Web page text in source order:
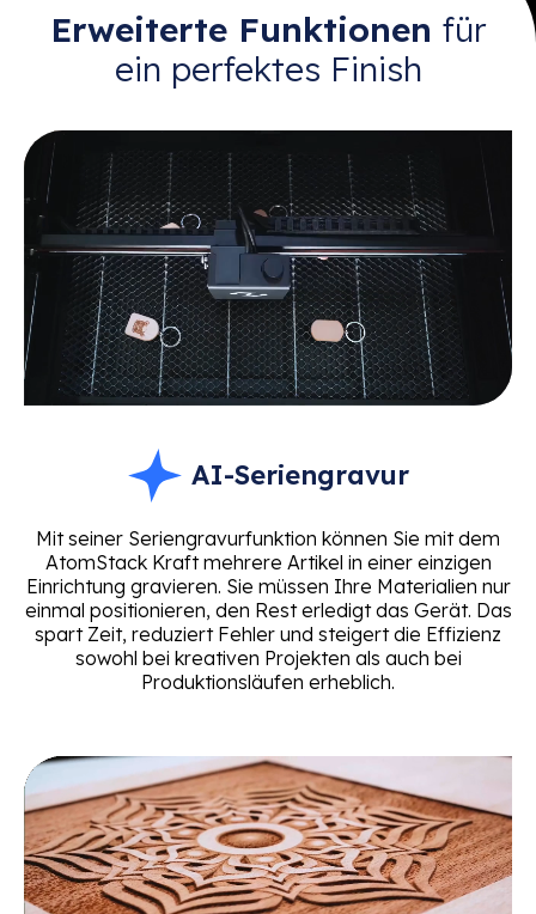
Erweiterte Funktionen für
ein perfektes Finish
AI-Seriengravur
Mit seiner Seriengravurfunktion können Sie mit dem
AtomStack Kraft mehrere Artikel in einer einzigen
Einrichtung gravieren. Sie müssen Ihre Materialien nur
einmal positionieren, den Rest erledigt das Gerät. Das
spart Zeit, reduziert Fehler und steigert die Effizienz
sowohl bei kreativen Projekten als auch bei
Produktionsläufen erheblich.